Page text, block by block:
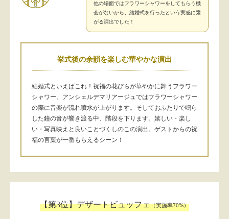
他の場面ではフラワーシャワーをしてもらう機
会がないから、結婚式を行ったという実感に繋
がる演出でした！
挙式後の余韻を楽しむ華やかな演出
結婚式といえばこれ！祝福の花びらが華やかに舞うフラワー
シャワー。アンシェルデマリアージュではフラワーシャワー
の際に音楽が流れ噴水が上がります。そしておふたりで鳴ら
した鐘の音が響き渡る中、階段を下ります。嬉しい・楽し
い・写真映えと良いことづくしのこの演出。ゲストからの祝
福の言葉が一番もらえるシーン！
【第3位】デザートビュッフェ（実施率70%）